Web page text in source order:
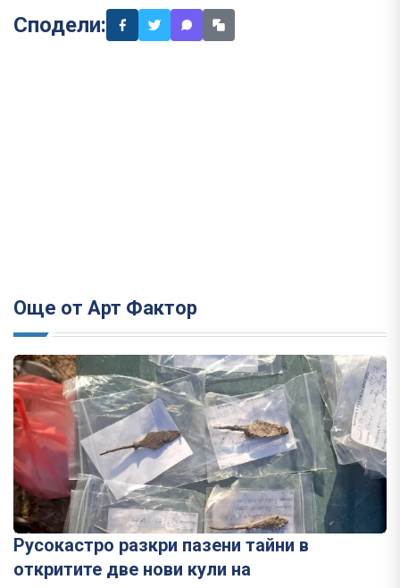
Сподели:
Още от Арт Фактор
Русокастро разкри пазени тайни в
откритите две нови кули на